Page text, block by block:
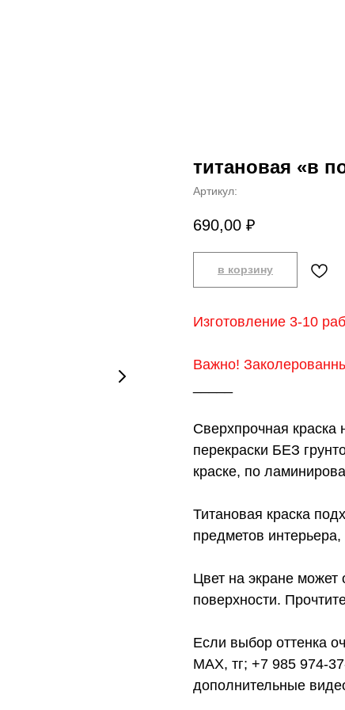
титановая «в
Артикул:
690,00 ₽
в корзину
Изготовление 3-10
Важно!
Сверхпрочная краска
перекраски БЕЗ
краске, по
Титановая краска
предметов
Цвет на экране может
поверхности.
Если выбор оттенка
MAX, тг; +7 985 974-
дополнительные